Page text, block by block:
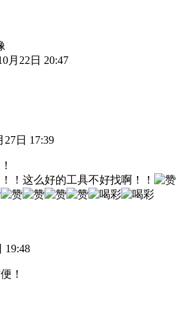
月22日 20:47
27日 17:39
！这么好的工具不好找啊！！
19:48
！